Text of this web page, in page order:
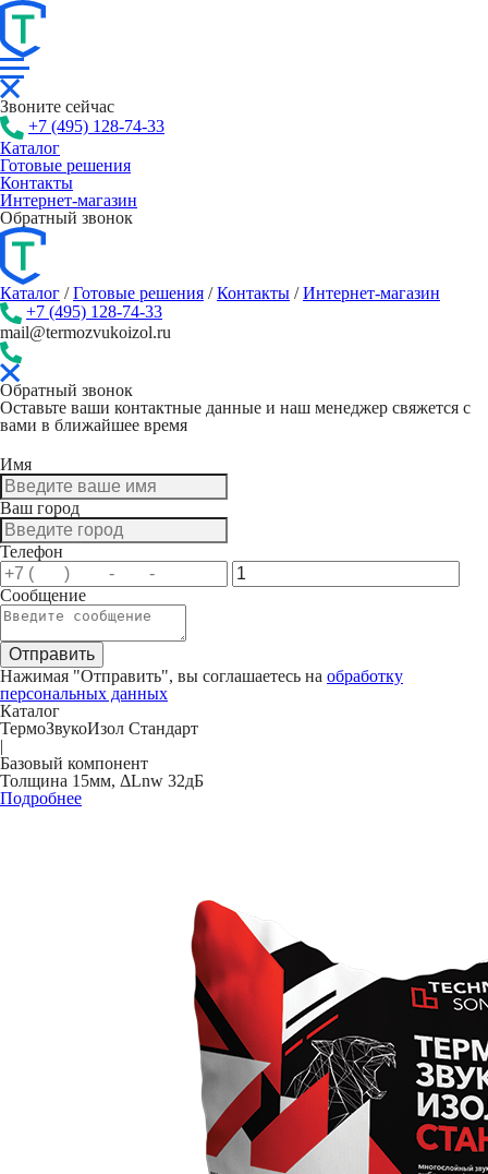
Звоните сейчас
+7 (495) 128-74-33
Каталог
Готовые решения
Контакты
Интернет-магазин
Обратный звонок
Каталог / Готовые решения / Контакты / Интернет-магазин
+7 (495) 128-74-33
mail@termozvukoizol.ru
Обратный звонок
Оставьте ваши контактные данные и наш менеджер свяжется с
вами в ближайшее время
Имя
Ваш город
Телефон
Сообщение
Нажимая "Отправить", вы соглашаетесь на обработку
персональных данных
Каталог
ТермоЗвукоИзол Стандарт
|
Базовый компонент
Толщина 15мм, ΔLnw 32дБ
Подробнее